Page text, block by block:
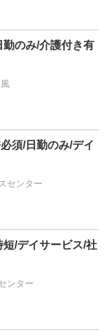
勤のみ/介護付き有
須/日勤のみ/デイ
センター
短/デイサービス/社
ンター